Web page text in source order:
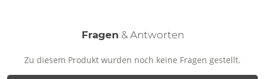
Fragen & Antworten
Zu diesem Produkt wurden noch keine Fragen gestellt.